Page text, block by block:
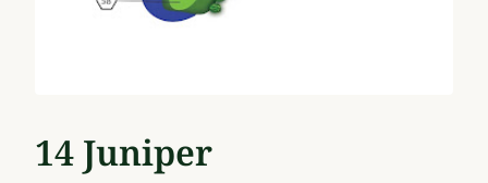
14 Juniper